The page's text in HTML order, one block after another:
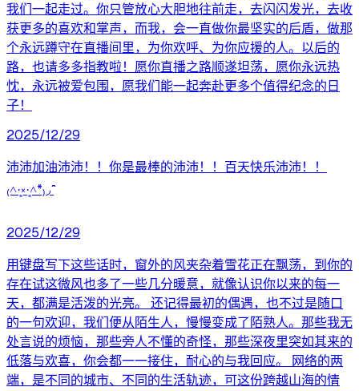
我们一起走过。你只管放心大胆地往前走，去闪闪发光，去收
获更多的喜欢和掌声，而我，会一直做你最坚实的后盾，做那
个永远蹲守在直播间里，为你欢呼、为你应援的人。以后的
路，也请多多指教啦！愿你直播之路顺遂坦荡，愿你永远热
忱，永远被爱包围，愿我们能一起奔赴更多个值得纪念的日
子！
2025/12/29
沛沛加油沛沛！！你是最棒的沛沛！！百天快乐沛沛！！
₍˄·͈༝·͈˄*₎◞ ̑̑
2025/12/29
用键盘写下这些话时，窗外的风夹杂着雪花正在飘荡，到你的
存在试这微风也多了一些几分暖意，就像认识你以来的每一
天，都满是活泼的光亮。 还记得最初的偶遇，也不过是随口
的一句欢迎，我们便从陌生人，慢慢变成了陌熟人。那些我无
处言说的烦恼，那些旁人不懂的奇怪，那些深夜里突如其来的
低落与欢喜，你会都一一接住，耐心的与我回应。 网络的两
端，是不同的城市、不同的生活轨迹，可这份跨越山海的情